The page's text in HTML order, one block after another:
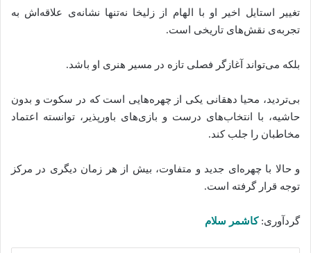
تغییر استایل اخیر او با الهام از زلیخا نه‌تنها نشانه‌ی علاقه‌اش به
تجربه‌ی نقش‌های تاریخی است.
بلکه می‌تواند آغازگر فصلی تازه در مسیر هنری او باشد.
بی‌تردید، محیا دهقانی یکی از چهره‌هایی است که در سکوت و بدون
حاشیه، با انتخاب‌های درست و بازی‌های باورپذیر، توانسته‌ اعتماد
مخاطبان را جلب کند.
و حالا با چهره‌ای جدید و متفاوت، بیش از هر زمان دیگری در مرکز
توجه قرار گرفته‌ است.
گردآوری:کاشمر سلام